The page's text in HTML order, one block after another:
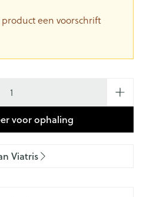
een voorschrift
voor ophaling
Viatris